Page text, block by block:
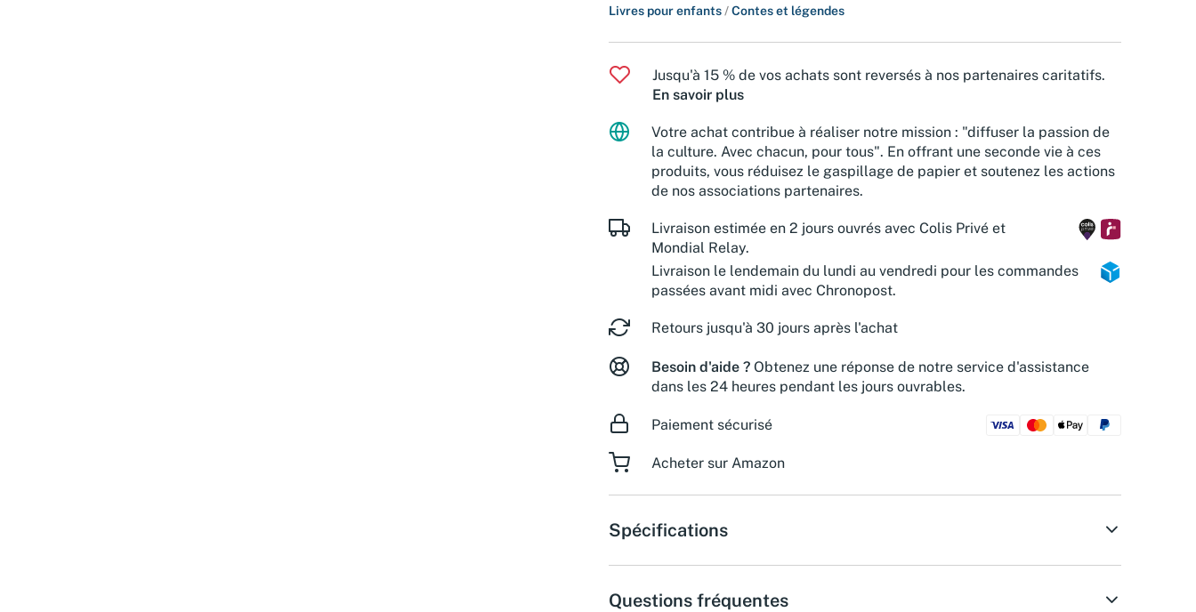
Livres pour enfants /Contes et légendes
Jusqu'à 15 % de vos achats sont reversés à nos partenaires caritatifs.
En savoir plus
Votre achat contribue à réaliser notre mission : "diffuser la passion de
la culture. Avec chacun, pour tous". En offrant une seconde vie à ces
produits, vous réduisez le gaspillage de papier et soutenez les actions
de nos associations partenaires.
Livraison estimée en 2 jours ouvrés avec Colis Privé et
Mondial Relay.
Livraison le lendemain du lundi au vendredi pour les commandes
passées avant midi avec Chronopost.
Retours jusqu'à 30 jours après l'achat
Besoin d'aide ? Obtenez une réponse de notre service d'assistance
dans les 24 heures pendant les jours ouvrables.
Paiement sécurisé
Acheter sur Amazon
Spécifications
Questions fréquentes